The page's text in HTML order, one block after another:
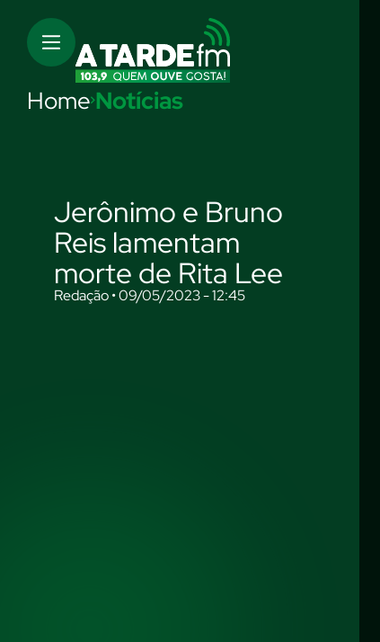
Home Notícias
Jerônimo e Bruno
Reis lamentam
morte de Rita Lee
Redação • 09/05/2023 - 12:45